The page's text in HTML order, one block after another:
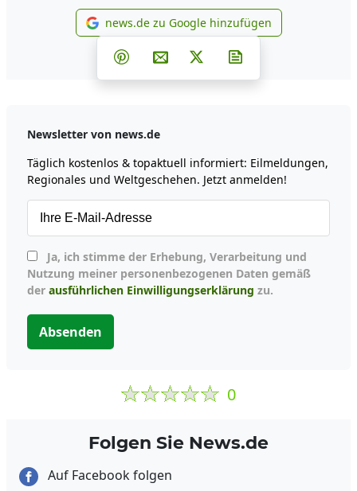
news.de zu Google
news.de zu Google hinzufügen
Teilen auf Facebook
Teilen auf Whatsapp
Teilen auf Telegram
Teilen auf Pinterest
Per E-Mail teilen
Post auf X
Newsletter von news.de
Täglich kostenlos & topaktuell informiert: Eilmeldungen,
Regionales und Weltgeschehen. Jetzt anmelden!
Nutzung meiner personenbezogenen Daten gemäß
der ausführlichen Einwilligungserklärung zu.
Absenden
0
Folgen Sie News.de
Auf Facebook folgen